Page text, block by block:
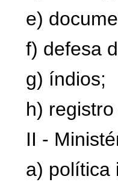
e)
f) defesa
g) índios;
h)
II -
a) política